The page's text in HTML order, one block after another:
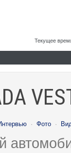
Текущее
· Фото ·